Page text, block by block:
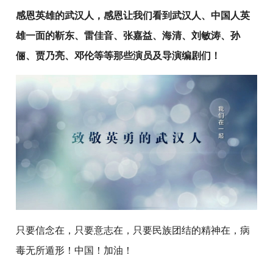
感恩英雄的武汉人，感恩让我们看到武汉人、中国人英
雄一面的靳东、雷佳音、张嘉益、海清、刘敏涛、孙
俪、贾乃亮、邓伦等等那些演员及导演编剧们！
只要信念在，只要意志在，只要民族团结的精神在，病
毒无所遁形！中国！加油！